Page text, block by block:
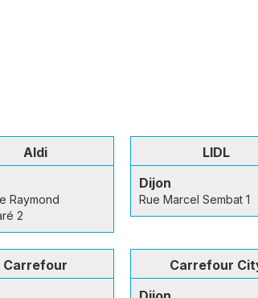
Aldi
Raymond
2
LIDL
Dijon
Rue Marcel Sembat 1
Carrefour
Carrefour